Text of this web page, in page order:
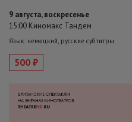
9 августа, воскресенье
15:00 Киномакс Тандем
Язык: немецкий, русские субтитры
500 ₽